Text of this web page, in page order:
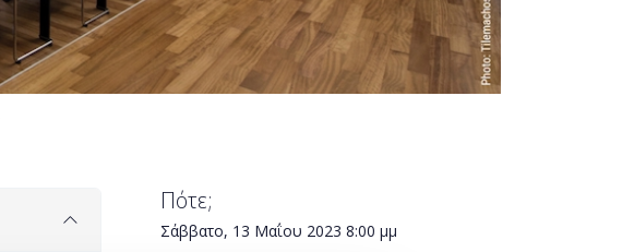
Πότε;
Σάββατο, 13 Μαΐου 2023 8:00 μμ